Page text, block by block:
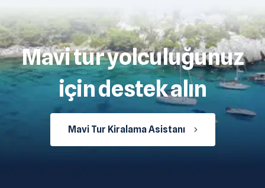
Mavi tur yolculuğunuz
için destek alın
Mavi Tur Kiralama Asistanı